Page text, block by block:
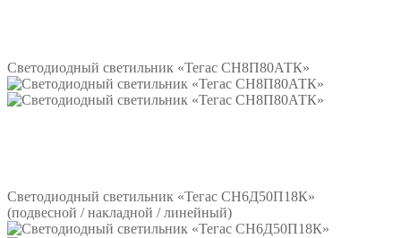
Светодиодный светильник «Тегас СН8П80АТК»
Светодиодный светильник «Тегас СН6Д50П18К»
(подвесной / накладной / линейный)